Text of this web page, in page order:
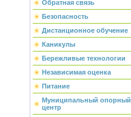
Обратная связь
Безопасность
Дистанционное обучение
Каникулы
Бережливые технологии
Независимая оценка
Питание
Муниципальный опорный
центр